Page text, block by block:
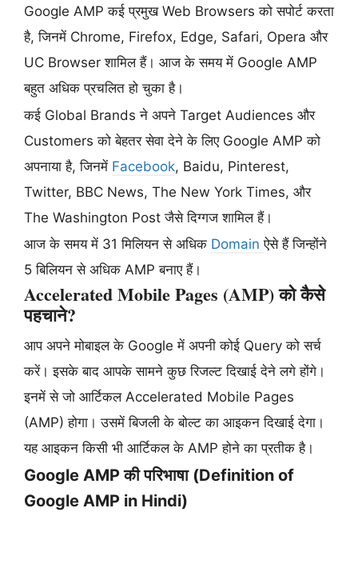
Google AMP कई प्रमुख Web Browsers को सपोर्ट करता
है, जिनमें Chrome, Firefox, Edge, Safari, Opera और
UC Browser शामिल हैं। आज के समय में Google AMP
बहुत अधिक प्रचलित हो चुका है।
कई Global Brands ने अपने Target Audiences और
Customers को बेहतर सेवा देने के लिए Google AMP को
अपनाया है, जिनमें Facebook, Baidu, Pinterest,
Twitter, BBC News, The New York Times, और
The Washington Post जैसे दिग्गज शामिल हैं।
आज के समय में 31 मिलियन से अधिक Domainऐसे हैं जिन्होंने
5 बिलियन से अधिक AMP बनाए हैं।
Accelerated Mobile Pages (AMP) को कैसे
पहचाने?
आप अपने मोबाइल के Google में अपनी कोई Query को सर्च
करें। इसके बाद आपके सामने कुछ रिजल्ट दिखाई देने लगे होंगे।
इनमें से जो आर्टिकल Accelerated Mobile Pages
(AMP) होगा। उसमें बिजली के बोल्ट का आइकन दिखाई देगा।
यह आइकन किसी भी आर्टिकल के AMP होने का प्रतीक है।
Google AMP की परिभाषा (Definition of
Google AMP in Hindi)